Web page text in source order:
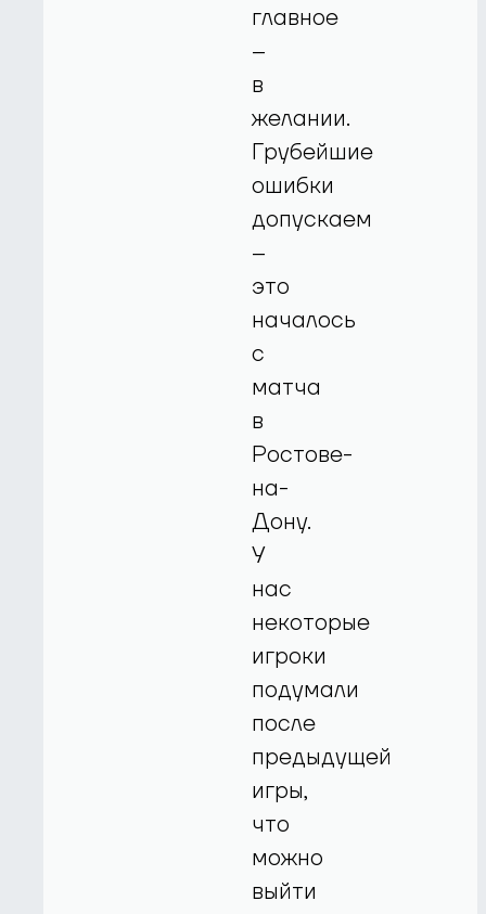
главное
–
в
желании.
Грубейшие
ошибки
допускаем
–
это
началось
с
матча
в
Ростове-
на-
Дону.
У
нас
некоторые
игроки
подумали
после
предыдущей
игры,
что
можно
выйти